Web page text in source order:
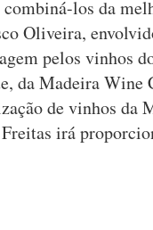
los da
Oliveira,
pelos vinhos
da Madeira Wine
de vinhos da
irá